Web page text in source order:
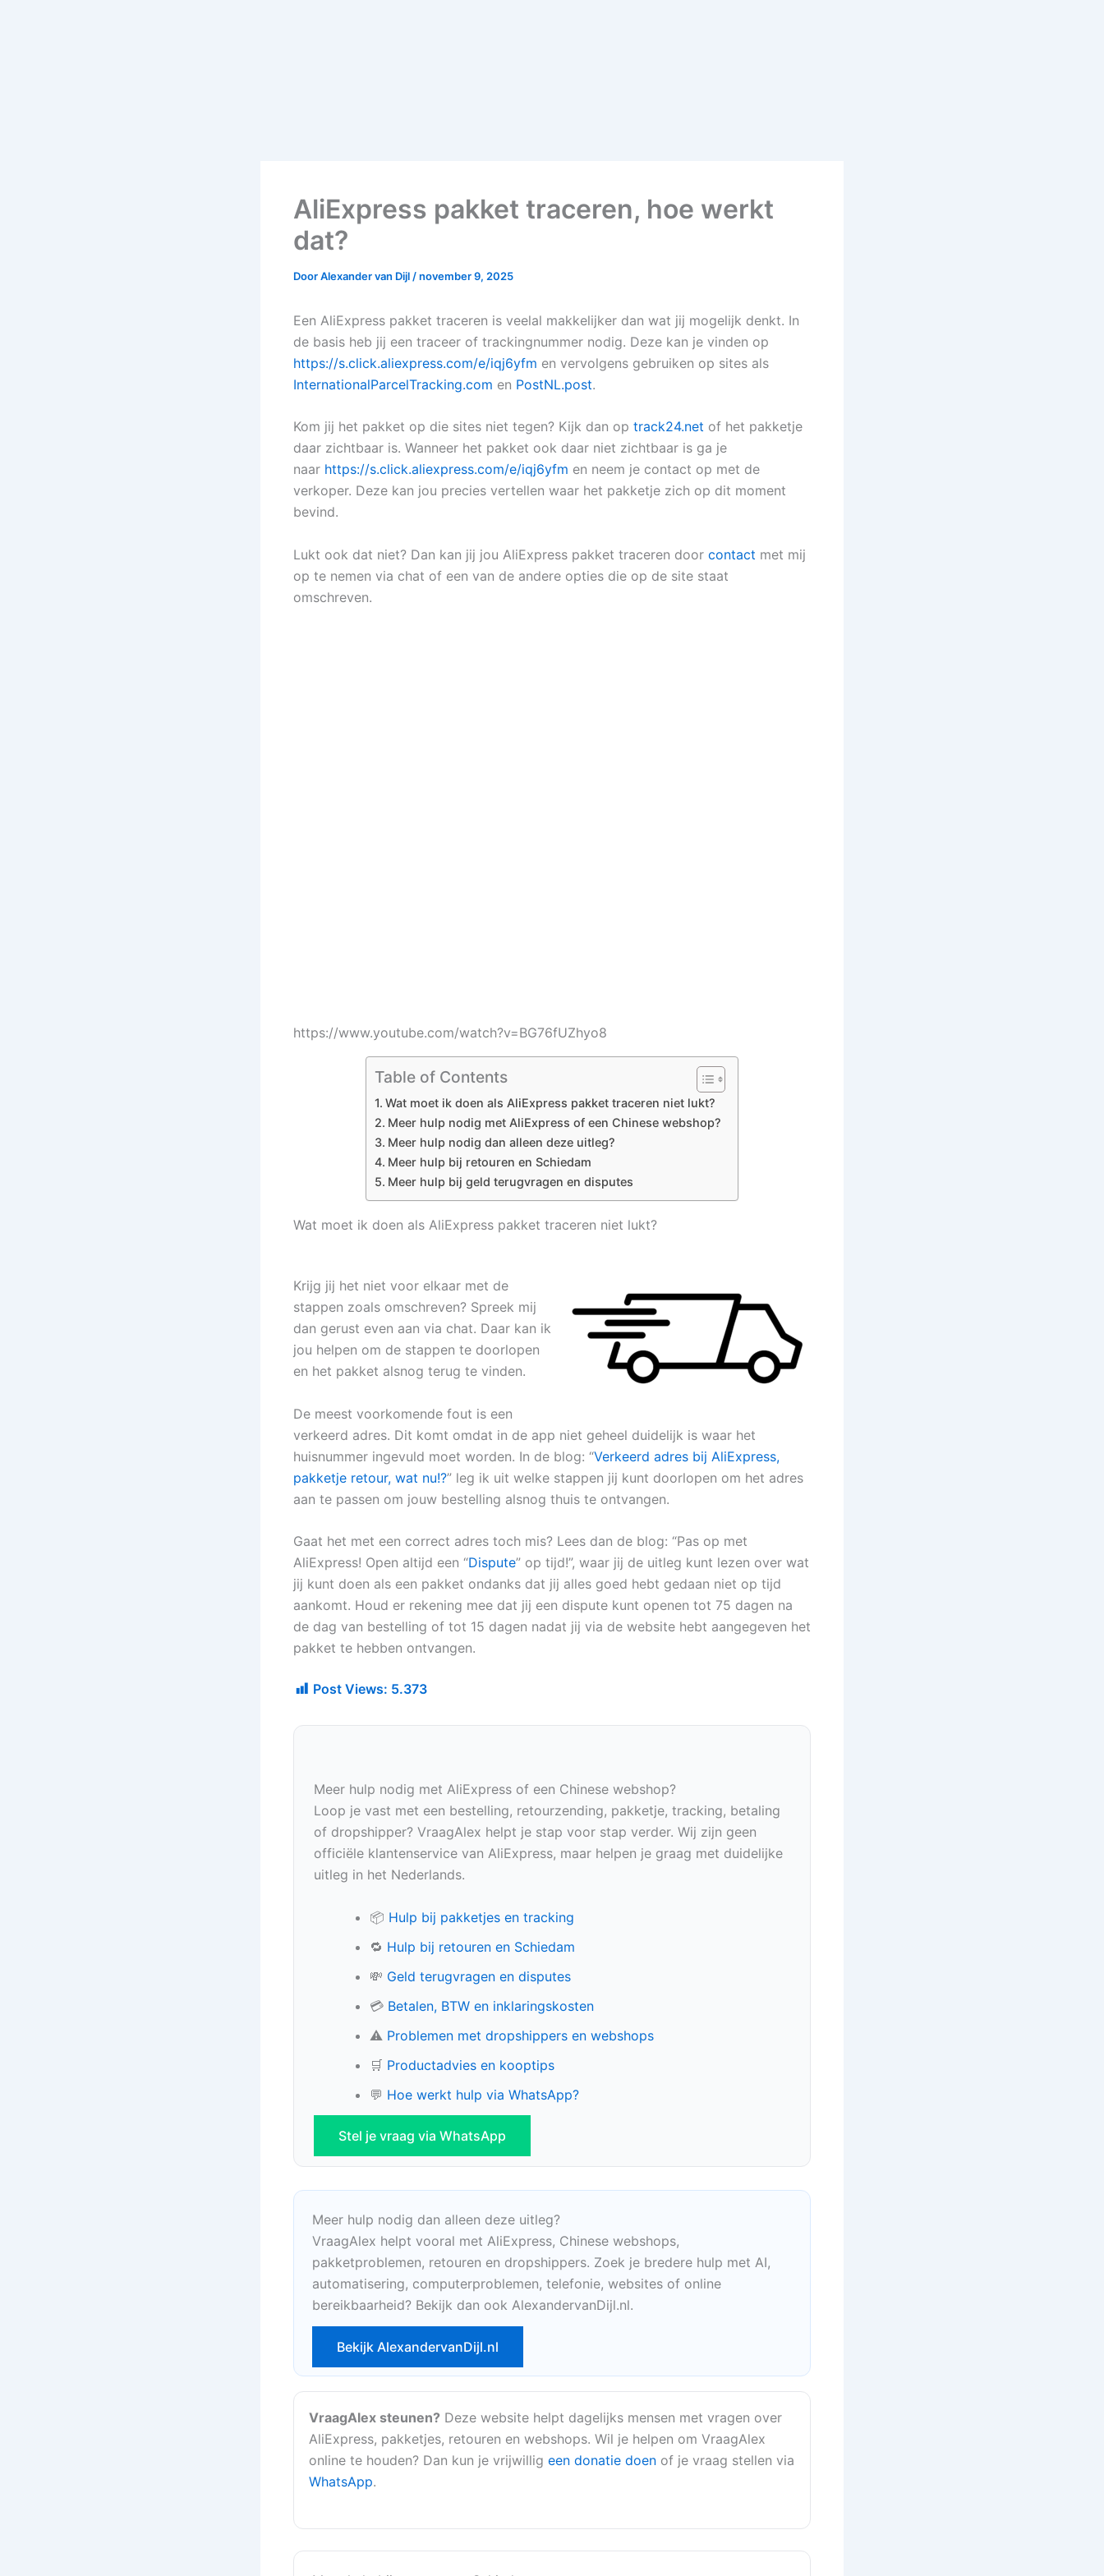
AliExpress pakket traceren, hoe werkt
dat?
DoorAlexander van Dijl /november 9, 2025
Een AliExpress pakket traceren is veelal makkelijker dan wat jij mogelijk denkt. In
de basis heb jij een traceer of trackingnummer nodig. Deze kan je vinden op
https://s.click.aliexpress.com/e/iqj6yfm en vervolgens gebruiken op sites als
InternationalParcelTracking.com en PostNL.post.
Kom jij het pakket op die sites niet tegen? Kijk dan op track24.net of het pakketje
daar zichtbaar is. Wanneer het pakket ook daar niet zichtbaar is ga je
naar https://s.click.aliexpress.com/e/iqj6yfm en neem je contact op met de
verkoper. Deze kan jou precies vertellen waar het pakketje zich op dit moment
bevind.
Lukt ook dat niet? Dan kan jij jou AliExpress pakket traceren door contact met mij
op te nemen via chat of een van de andere opties die op de site staat
omschreven.
https://www.youtube.com/watch?v=BG76fUZhyo8
Table of Contents
Wat moet ik doen als AliExpress pakket traceren niet lukt?
Meer hulp nodig met AliExpress of een Chinese webshop?
Meer hulp nodig dan alleen deze uitleg?
Meer hulp bij retouren en Schiedam
Meer hulp bij geld terugvragen en disputes
Wat moet ik doen als AliExpress pakket traceren niet lukt?
Krijg jij het niet voor elkaar met de
stappen zoals omschreven? Spreek mij
dan gerust even aan via chat. Daar kan ik
jou helpen om de stappen te doorlopen
en het pakket alsnog terug te vinden.
De meest voorkomende fout is een
verkeerd adres. Dit komt omdat in de app niet geheel duidelijk is waar het
huisnummer ingevuld moet worden. In de blog: “Verkeerd adres bij AliExpress,
pakketje retour, wat nu!?” leg ik uit welke stappen jij kunt doorlopen om het adres
aan te passen om jouw bestelling alsnog thuis te ontvangen.
Gaat het met een correct adres toch mis? Lees dan de blog: “Pas op met
AliExpress! Open altijd een “Dispute” op tijd!”, waar jij de uitleg kunt lezen over wat
jij kunt doen als een pakket ondanks dat jij alles goed hebt gedaan niet op tijd
aankomt. Houd er rekening mee dat jij een dispute kunt openen tot 75 dagen na
de dag van bestelling of tot 15 dagen nadat jij via de website hebt aangegeven het
pakket te hebben ontvangen.
Post Views: 5.373
Meer hulp nodig met AliExpress of een Chinese webshop?
Loop je vast met een bestelling, retourzending, pakketje, tracking, betaling
of dropshipper? VraagAlex helpt je stap voor stap verder. Wij zijn geen
officiële klantenservice van AliExpress, maar helpen je graag met duidelijke
uitleg in het Nederlands.
📦 Hulp bij pakketjes en tracking
🔁 Hulp bij retouren en Schiedam
💸 Geld terugvragen en disputes
💳 Betalen, BTW en inklaringskosten
⚠️ Problemen met dropshippers en webshops
🛒 Productadvies en kooptips
💬 Hoe werkt hulp via WhatsApp?
Stel je vraag via WhatsApp
Meer hulp nodig dan alleen deze uitleg?
VraagAlex helpt vooral met AliExpress, Chinese webshops,
pakketproblemen, retouren en dropshippers. Zoek je bredere hulp met AI,
automatisering, computerproblemen, telefonie, websites of online
bereikbaarheid? Bekijk dan ook AlexandervanDijl.nl.
Bekijk AlexandervanDijl.nl
VraagAlex steunen? Deze website helpt dagelijks mensen met vragen over
AliExpress, pakketjes, retouren en webshops. Wil je helpen om VraagAlex
online te houden? Dan kun je vrijwillig een donatie doen of je vraag stellen via
WhatsApp.